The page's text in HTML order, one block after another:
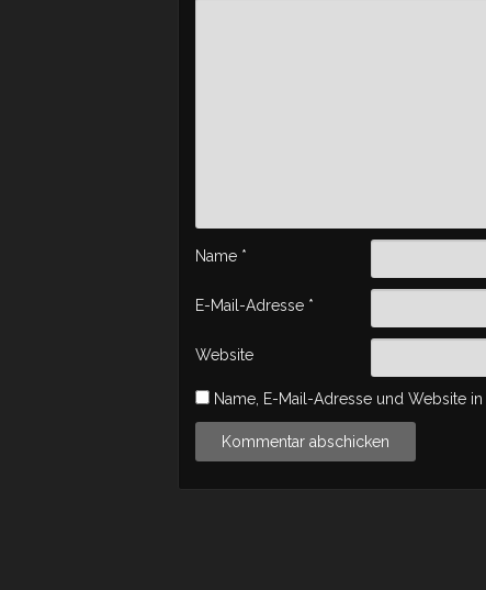
Name *
E-Mail-Adresse *
Website
Name, E-Mail-Adresse und Website